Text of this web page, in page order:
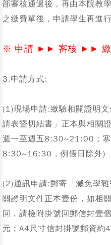
部審核通過後，再由本院教
之繳費單後，申請學生再進行
※ 申請 ►► 審核 ►► 繳
3.申請方式:
(1)現場申請:繳驗相關證明
請表暨切結書」正本與相關
週一至週五8:30~21:00；
8:30~16:30，例假日除外)
(2)通訊申請:郵寄「減免學
關證明文件正本壹份，如相
回，請檢附掛號回郵信封壹
元；A4尺寸信封掛號郵資約